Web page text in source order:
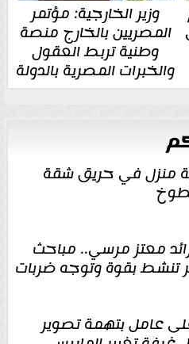
وزير الخارجية: مؤتمر
المصريين بالخارج منصة
وطنية تربط العقول
والخبرات المصرية بالدولة
منزل في حريق شقة
معتز مرسي.. مباحث
تنشط بقوة وتوجه ضربات
عامل بتهمة تصوير